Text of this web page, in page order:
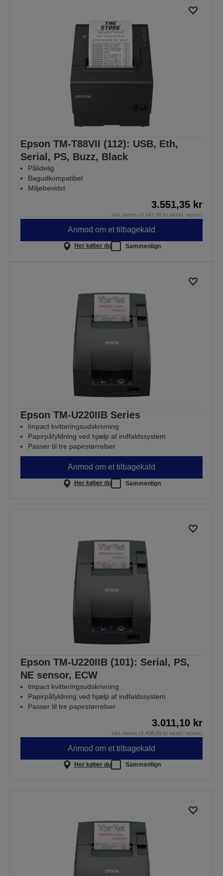
Epson TM-T88VII (112): USB, Eth,
Serial, PS, Buzz, Black
Pålidelig
Bagudkompatibel
Miljøbevidst
3.551,35 kr
inkl. moms (2.841,08 kr ekskl. moms)
Anmod om et tilbagekald
Her køber du Sammenlign
Epson TM-U220IIB Series
Impact kvitteringsudskrivning
Papirpåfyldning ved hjælp af indfaldssystem
Passer til tre papirstørrelser
Anmod om et tilbagekald
Her køber du Sammenlign
Epson TM-U220IIB (101): Serial, PS,
NE sensor, ECW
Impact kvitteringsudskrivning
Papirpåfyldning ved hjælp af indfaldssystem
Passer til tre papirstørrelser
3.011,10 kr
inkl. moms (2.408,88 kr ekskl. moms)
Anmod om et tilbagekald
Her køber du Sammenlign